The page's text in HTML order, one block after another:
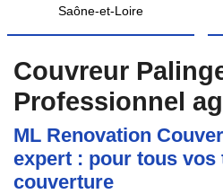
Saône-et-Loire
Couvreur
Professionnel
ML Renovation
expert : pour tous vos
couverture